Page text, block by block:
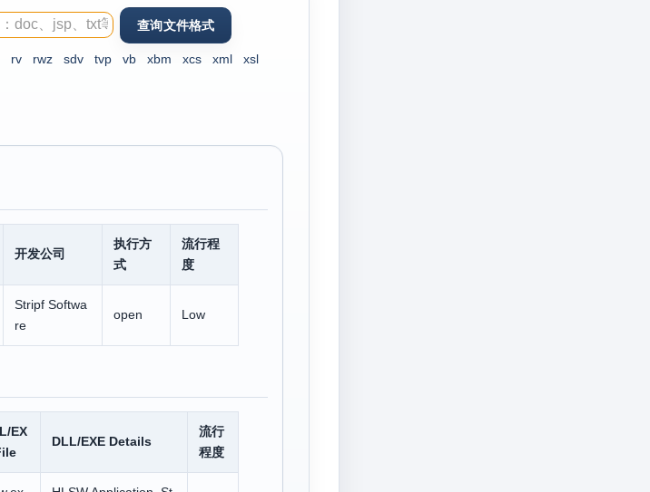
rv rwz sdv tvp vb xbm xcs xml
xsl
开发公司
执行方
式
流行程
度
Stripf Softwa
re
open Low
EX
DLL/EXE Details
流行
程度